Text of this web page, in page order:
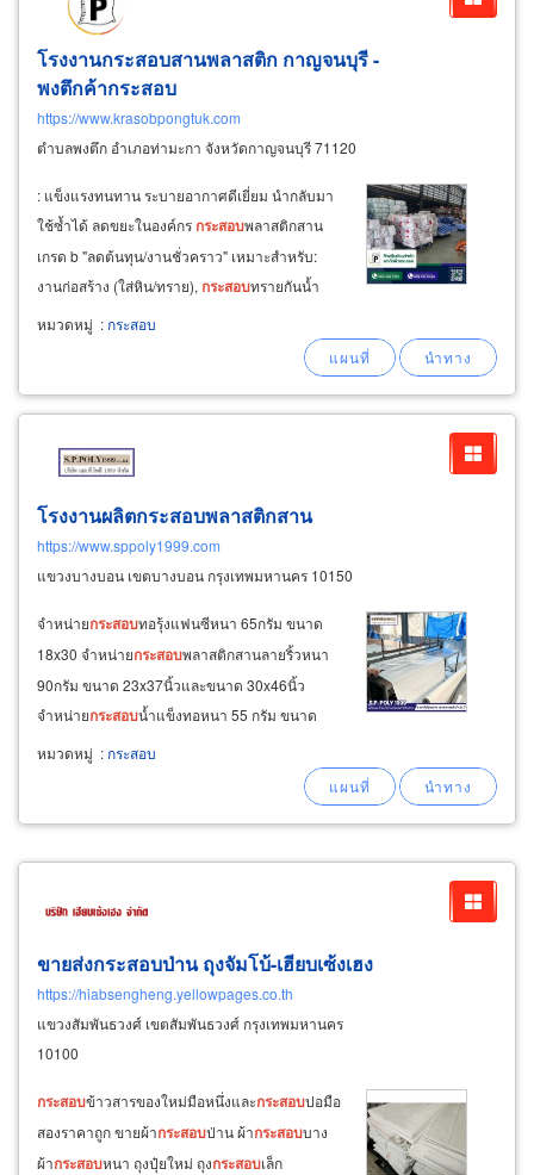
โรงงานกระสอบสานพลาสติก กาญจนบุรี -
พงตึกค้ากระสอบ
https://www.krasobpongtuk.com
ตำบลพงตึก อำเภอท่ามะกา จังหวัดกาญจนบุรี 71120
: แข็งแรงทนทาน ระบายอากาศดีเยี่ยม นำกลับมา
ใช้ซ้ำได้ ลดขยะในองค์กร กระสอบพลาสติกสาน
เกรด b "ลดต้นทุน/งานชั่วคราว" เหมาะสำหรับ:
งานก่อสร้าง (ใส่หิน/ทราย), กระสอบทรายกันน้ำ
ท่วม, ใส่พัสดุ จุดเด่น: ราคาถูกที่สุดในไลน์สินค้า
เกรดบี
หมวดหมู่ : กระสอบ
โรงงานผลิตกระสอบพลาสติกสาน
https://www.sppoly1999.com
แขวงบางบอน เขตบางบอน กรุงเทพมหานคร 10150
จำหน่ายกระสอบทอรุ้งแฟนซีหนา 65กรัม ขนาด
18x30 จำหน่ายกระสอบพลาสติกสานลายริ้วหนา
90กรัม ขนาด 23x37นิ้วและขนาด 30x46นิ้ว
จำหน่ายกระสอบน้ำแข็งทอหนา 55 กรัม ขนาด
20x34นิ้ว เย็บวนปาก
แข็ง ขนาด 20x34นิ้ว ทอหนา จำหน่ายด้ายเย็บ
หมวดหมู่ : กระสอบ
ขายส่งกระสอบป่าน ถุงจัมโบ้-เฮียบเซ้งเฮง
https://hiabsengheng.yellowpages.co.th
แขวงสัมพันธวงศ์ เขตสัมพันธวงศ์ กรุงเทพมหานคร
10100
กระสอบข้าวสารของใหม่มือหนึ่งและกระสอบปอมือ
สองราคาถูก ขายผ้ากระสอบป่าน ผ้ากระสอบบาง
ผ้ากระสอบหนา ถุงปุ๋ยใหม่ ถุงกระสอบเล็ก